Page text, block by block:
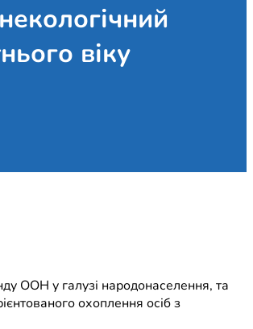
віку
ООН у галузі народонаселення, та
охоплення осіб з